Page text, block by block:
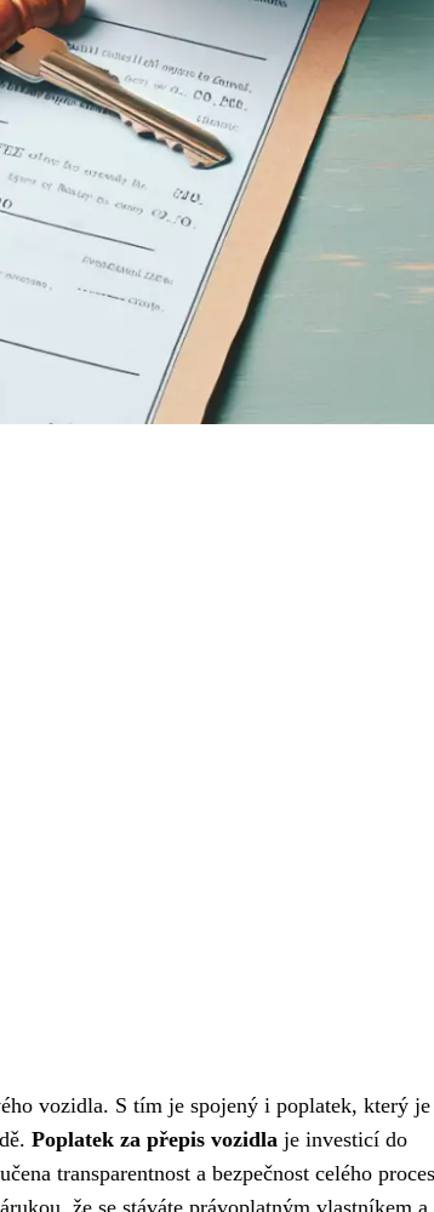
vozidla. S tím je spojený i poplatek, který je
Poplatek za přepis vozidla je investicí do
transparentnost a bezpečnost celého
že se stáváte právoplatným vlastníkem a